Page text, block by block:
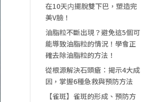
在10天内擺脫雙下巴，塑造完
美V臉！
油脂粒不斷出現？避免這5個可
能導致油脂粒的情況！學會正
確去除油脂粒的方法！
從根源解決石頭瘡：揭示4大成
因，掌握6種急救與預防方法
【雀斑】雀斑的形成、預防方